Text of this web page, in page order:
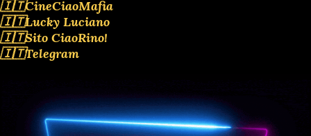
🇮🇹CineCiaoMafia
🇮🇹Lucky Luciano
🇮🇹Sito CiaoRino!
🇮🇹Telegram